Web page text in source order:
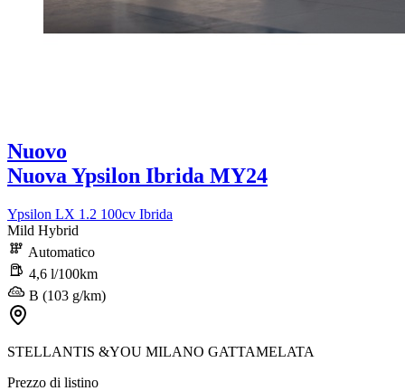
Nuovo
Nuova Ypsilon Ibrida MY24
Ypsilon LX 1.2 100cv Ibrida
Mild Hybrid
Automatico
4,6 l/100km
B (103 g/km)
STELLANTIS &YOU MILANO GATTAMELATA
Prezzo di listino